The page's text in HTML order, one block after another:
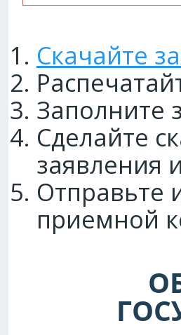
Скачайте
Заполните
Сделайте
заявления
Отправьте
приемной